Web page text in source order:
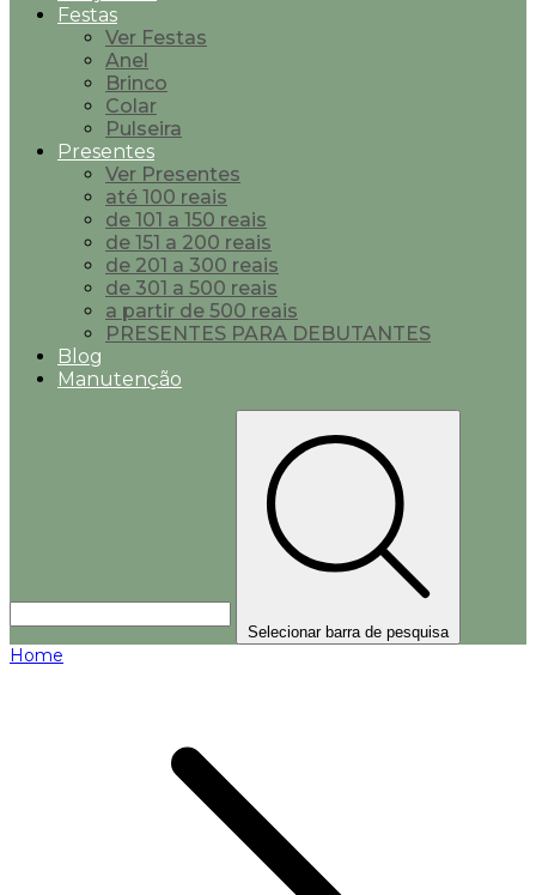
Festas
Ver Festas
Anel
Brinco
Colar
Pulseira
Presentes
Ver Presentes
até 100 reais
de 101 a 150 reais
de 151 a 200 reais
de 201 a 300 reais
de 301 a 500 reais
a partir de 500 reais
PRESENTES PARA DEBUTANTES
Blog
Manutenção
Selecionar barra de pesquisa
Home